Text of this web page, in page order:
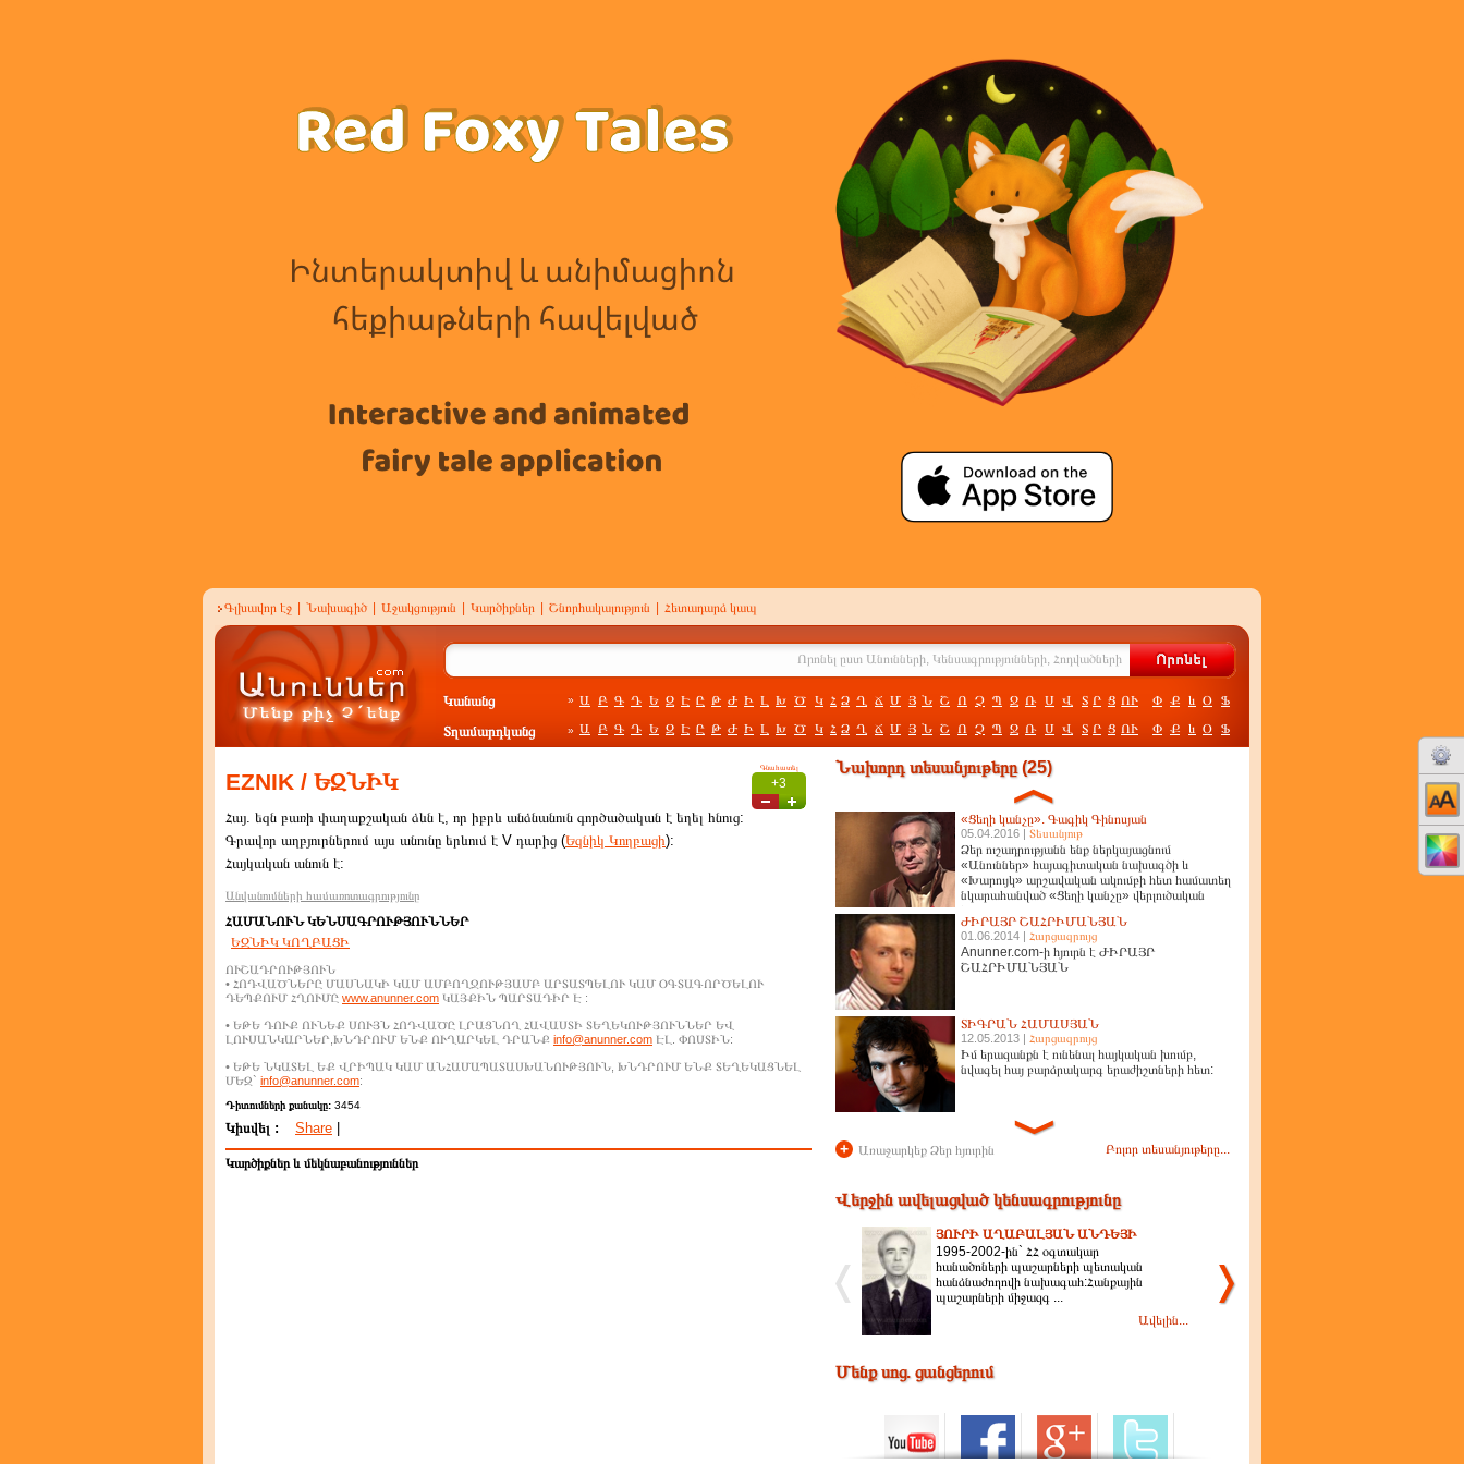
Գլխավոր էջ Նախագիծ Աջակցություն Կարծիքներ Շնորհակալություն Հետադարձ կապ
Կանանց » Ա Բ Գ Դ Ե Զ Է Ը Թ Ժ Ի Լ Խ Ծ Կ Հ Ձ Ղ Ճ Մ Յ Ն Շ Ո Չ Պ Ջ Ռ Ս Վ Տ Ր Ց ՈՒ Փ Ք և Օ Ֆ
Տղամարդկանց » Ա Բ Գ Դ Ե Զ Է Ը Թ Ժ Ի Լ Խ Ծ Կ Հ Ձ Ղ Ճ Մ Յ Ն Շ Ո Չ Պ Ջ Ռ Ս Վ Տ Ր Ց ՈՒ Փ Ք և Օ Ֆ
Գնահատել
+3
EZNIK / ԵԶՆԻԿ
Հայ. եզն բառի փաղաքշական ձևն է, որ իբրև անձնանուն գործածական է եղել հնուց:
Գրավոր աղբյուրներում այս անունը երևում է V դարից (Եզնիկ Կողբացի):
Հայկական անուն է:
Անվանումների համառոտագրությունը
ՀԱՄԱՆՈՒՆ ԿԵՆՍԱԳՐՈՒԹՅՈՒՆՆԵՐ
ԵԶՆԻԿ ԿՈՂԲԱՑԻ
ՈՒՇԱԴՐՈՒԹՅՈՒՆ
• ՀՈԴՎԱԾՆԵՐԸ ՄԱՍՆԱԿԻ ԿԱՄ ԱՄԲՈՂՋՈՒԹՅԱՄԲ ԱՐՏԱՏՊԵԼՈՒ ԿԱՄ ՕԳՏԱԳՈՐԾԵԼՈՒ
ԴԵՊՔՈՒՄ ՀՂՈՒՄԸ www.anunner.com ԿԱՅՔԻՆ ՊԱՐՏԱԴԻՐ Է :
• ԵԹԵ ԴՈՒՔ ՈՒՆԵՔ ՍՈՒՅՆ ՀՈԴՎԱԾԸ ԼՐԱՑՆՈՂ ՀԱՎԱՍՏԻ ՏԵՂԵԿՈՒԹՅՈՒՆՆԵՐ ԵՎ
ԼՈՒՍԱՆԿԱՐՆԵՐ,ԽՆԴՐՈՒՄ ԵՆՔ ՈՒՂԱՐԿԵԼ ԴՐԱՆՔ info@anunner.com ԷԼ. ՓՈՍՏԻՆ:
• ԵԹԵ ՆԿԱՏԵԼ ԵՔ ՎՐԻՊԱԿ ԿԱՄ ԱՆՀԱՄԱՊԱՏԱՍԽԱՆՈՒԹՅՈՒՆ, ԽՆԴՐՈՒՄ ԵՆՔ ՏԵՂԵԿԱՑՆԵԼ
ՄԵԶ` info@anunner.com:
Դիտումների քանակը: 3454
Կիսվել : Share
Կարծիքներ և մեկնաբանություններ
Նախորդ տեսանյութերը (25)
«Ցեղի կանչը». Գագիկ Գինոսյան
05.04.2016 | Տեսանյութ
Ձեր ուշադրությանն ենք ներկայացնում
«Անուններ» հայագիտական նախագծի և
«Խարույկ» արշավական ակումբի հետ համատեղ
նկարահանված «Ցեղի կանչը» վերլուծական
ԺԻՐԱՅՐ ՇԱՀՐԻՄԱՆՅԱՆ
01.06.2014 | Հարցազրույց
Anunner.com-ի հյուրն է ԺԻՐԱՅՐ
ՇԱՀՐԻՄԱՆՅԱՆ
ՏԻԳՐԱՆ ՀԱՄԱՍՅԱՆ
12.05.2013 | Հարցազրույց
Իմ երազանքն է ունենալ հայկական խումբ,
նվագել հայ բարձրակարգ երաժիշտների հետ:
+ Առաջարկեք Ձեր հյուրին Բոլոր տեսանյութերը...
Վերջին ավելացված կենսագրությունը
ՅՈՒՐԻ ԱՂԱԲԱԼՅԱՆ ԱՆԴԵՅԻ
1995-2002-ին` ՀՀ օգտակար
հանածոների պաշարների պետական
հանձնաժողովի նախագահ:Հանքային
պաշարների միջազգ ...
Ավելին...
Մենք սոց. ցանցերում